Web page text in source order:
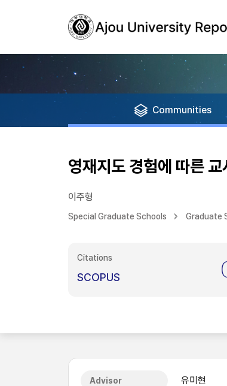
Communities
영재지도 경험에 따른
이주형
Special Graduate Schools Graduate
Citations
SCOPUS
Advisor 유미현